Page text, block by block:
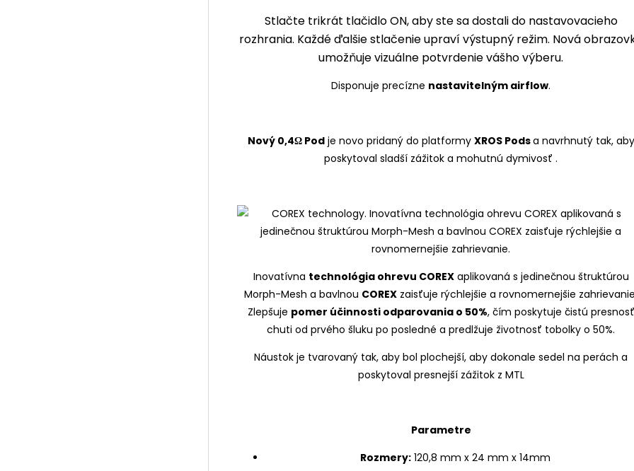
Stlačte trikrát tlačidlo ON, aby ste sa dostali do nastavovacieho
rozhrania. Každé ďalšie stlačenie upraví výstupný režim. Nová
umožňuje vizuálne potvrdenie vášho výberu.
Disponuje precízne nastavitelným airflow.
Nový 0,4Ω Podje novo pridaný do platformy XROS Podsa navrhnutý tak, aby
poskytoval sladší zážitok a mohutnú dymivosť .
Inovatívna technológia ohrevu COREXaplikovaná s jedinečnou štruktúrou
Morph-Mesh a bavlnou COREX zaisťuje rýchlejšie a rovnomernejšie
Zlepšuje pomer účinnosti odparovania o 50%, čím poskytuje čistú presnosť
chuti od prvého šluku po posledné a predlžuje životnosť tobolky o 50%.
Náustok je tvarovaný tak, aby bol plochejší, aby dokonale sedel na perách a
poskytoval presnejší zážitok z MTL
Parametre
Rozmery:120,8 mm x 24 mm x 14mm